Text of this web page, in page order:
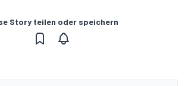
Story teilen oder speichern